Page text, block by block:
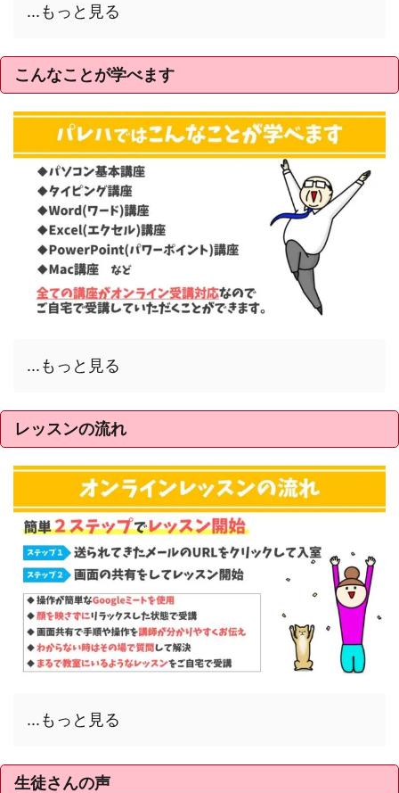
...もっと見る
こんなことが学べます
...もっと見る
レッスンの流れ
...もっと見る
生徒さんの声